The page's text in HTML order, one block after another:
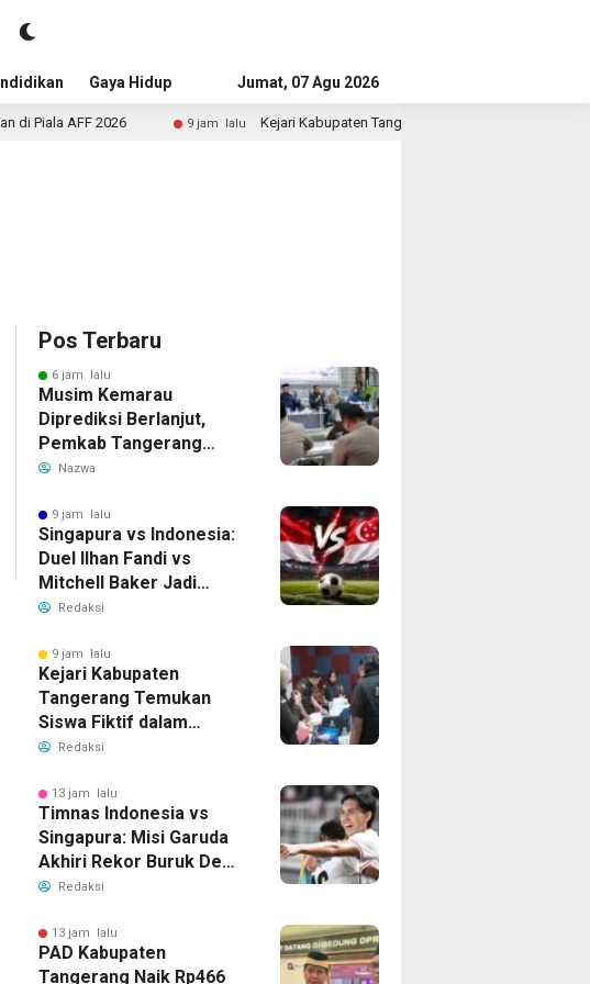
Gaya Hidup Advertorial
Jumat, 07 Agu 2026
9 jam lalu Kejari Kabupaten Tangerang Temukan Siswa Fiktif dalam Penyidikan
Pos Terbaru
6 jam lalu
Musim Kemarau
Diprediksi Berlanjut,
Pemkab Tangerang
Siapkan Langkah
Bersih
Nazwa
9 jam lalu
Singapura vs Indonesia:
Duel Ilhan Fandi vs
Mitchell Baker Jadi
Sorotan di Piala AFF
Redaksi
9 jam lalu
Kejari Kabupaten
Tangerang Temukan
Siswa Fiktif dalam
Penyidikan Dana BOP
Redaksi
13 jam lalu
Timnas Indonesia vs
Singapura: Misi Garuda
Akhiri Rekor Buruk Demi
Tiket Semifinal Piala AFF
Redaksi
13 jam lalu
PAD Kabupaten
Tangerang Naik Rp466